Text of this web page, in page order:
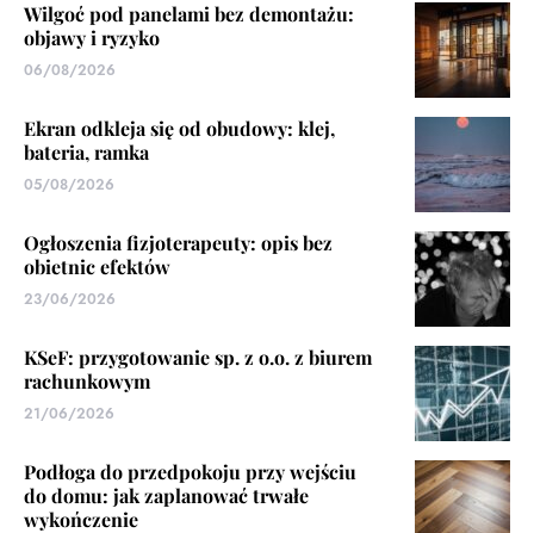
Wilgoć pod panelami bez demontażu:
objawy i ryzyko
06/08/2026
Ekran odkleja się od obudowy: klej,
bateria, ramka
05/08/2026
Ogłoszenia fizjoterapeuty: opis bez
obietnic efektów
23/06/2026
KSeF: przygotowanie sp. z o.o. z biurem
rachunkowym
21/06/2026
Podłoga do przedpokoju przy wejściu
do domu: jak zaplanować trwałe
wykończenie